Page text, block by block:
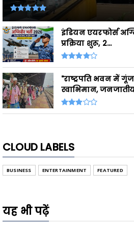
इंडियन एयरफोर्स
प्रक्रिया शुरू, 2...
"राष्ट्रपति भवन में
स्वाभिमान,
CLOUD LABELS
BUSINESS ENTERTAINMENT FEATURED
यह भी पढ़ें